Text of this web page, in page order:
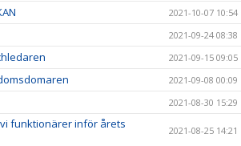
2021-10-07 10:54
2021-09-24 08:38
2021-09-15 09:05
2021-09-08 00:09
2021-08-30 15:29
funktionärer inför årets
2021-08-25 14:21